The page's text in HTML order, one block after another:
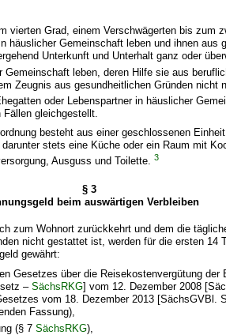
vierten Grad, einem Verschwägerten bis zum
häuslicher Gemeinschaft leben und ihnen aus
Unterkunft und Unterhalt ganz oder
Gemeinschaft leben, deren Hilfe sie aus
Zeugnis aus gesundheitlichen Gründen nicht
oder Lebenspartner in häuslicher
gleichgestellt.
besteht aus einer geschlossenen
stets eine Küche oder ein Raum mit
Ausguss und Toilette.3
§ 3
beim auswärtigen Verbleiben
zum Wohnort zurückkehrt und dem die
nicht gestattet ist, werden für die ersten 14
gewährt:
Gesetzes über die Reisekostenvergütung der
–SächsRKG] vom 12. Dezember 2008
vom 18. Dezember 2013 [SächsGVBl.
Fassung),
(§ 7SächsRKG),